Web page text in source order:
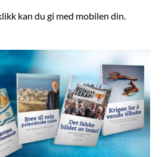
kan du gi med mobilen din.